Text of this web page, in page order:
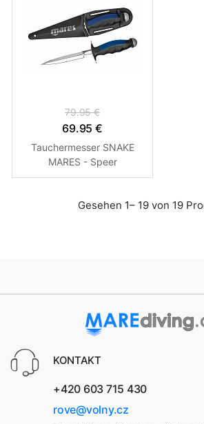
79.95 €
69.95 €
Tauchermesser SNAKE
MARES - Speer
Gesehen 1– 19 von 19
KONTAKT
+420 603 715 430
rove@volny.cz